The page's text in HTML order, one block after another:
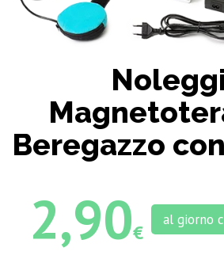
Beregazzo
2,90€
al giorno